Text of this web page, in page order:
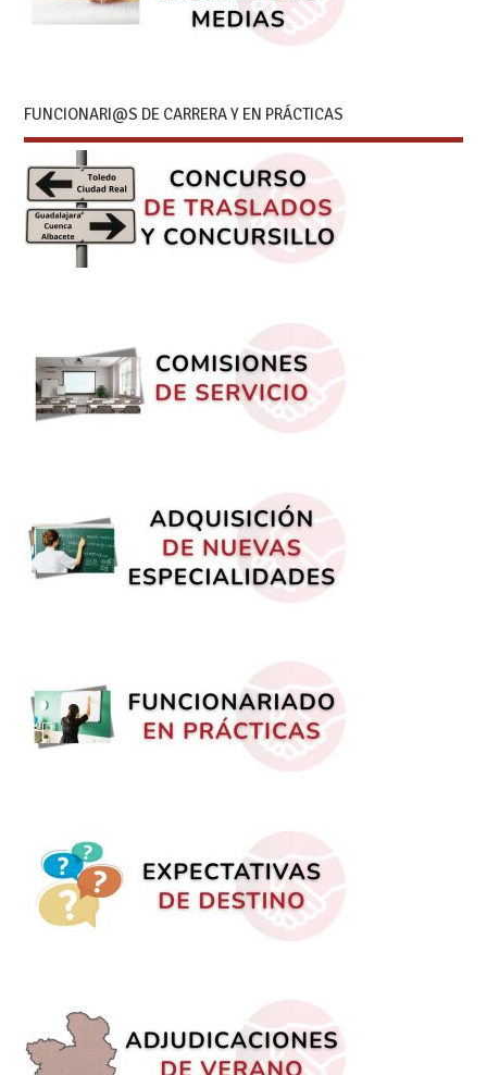
FUNCIONARI@S DE CARRERA Y EN PRÁCTICAS